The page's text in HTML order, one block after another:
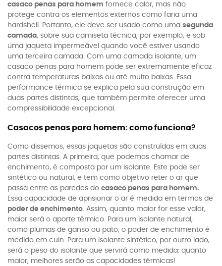
casaco penas para homem fornece calor, mas não
protege contra os elementos externos como faria uma
hardshell. Portanto, ele deve ser usado como uma segunda
camada, sobre sua camiseta técnica, por exemplo, e sob
uma jaqueta impermeável quando você estiver usando
uma terceira camada. Com uma camada isolante, um
casaco penas para homem pode ser extremamente eficaz
contra temperaturas baixas ou até muito baixas. Essa
performance térmica se explica pela sua construção em
duas partes distintas, que também permite oferecer uma
compressibilidade excepcional.
Casacos penas para homem: como funciona?
Como dissemos, essas jaquetas são construídas em duas
partes distintas. A primeira, que podemos chamar de
enchimento, é composta por um isolante. Este pode ser
sintético ou natural, e tem como objetivo reter o ar que
passa entre as paredes do casaco penas para homem.
Essa capacidade de aprisionar o ar é medida em termos de
poder de enchimento. Assim, quanto maior for esse valor,
maior será o aporte térmico. Para um isolante natural,
como plumas de ganso ou pato, o poder de enchimento é
medido em cuin. Para um isolante sintético, por outro lado,
será o peso do isolante que servirá como medida: quanto
maior, melhores serão as capacidades térmicas!